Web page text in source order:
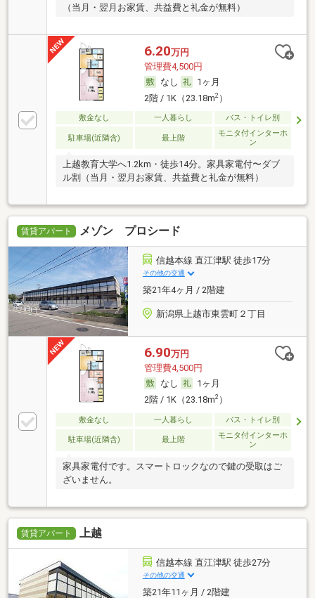
（当月・翌月お家賃、共益費と礼金が無料）
6.20万円
管理費4,500円
なし
1ヶ月
2階 / 1K（23.18m2）
敷金なし 一人暮らし バス・トイレ別
駐車場(近隣含) 最上階
モニタ付インターホ
ン
上越教育大学へ1.2km・徒歩14分。家具家電付〜ダブ
ル割（当月・翌月お家賃、共益費と礼金が無料）
賃貸アパート メゾン プロシード
信越本線 直江津駅 徒歩17分
その他の交通
築21年4ヶ月 / 2階建
新潟県上越市東雲町２丁目
6.90万円
管理費4,500円
なし
1ヶ月
2階 / 1K（23.18m2）
敷金なし 一人暮らし バス・トイレ別
駐車場(近隣含) 最上階
モニタ付インターホ
ン
家具家電付です。スマートロックなので鍵の受取はご
ざいません。
賃貸アパート 上越
信越本線 直江津駅 徒歩27分
その他の交通
築21年11ヶ月 / 2階建